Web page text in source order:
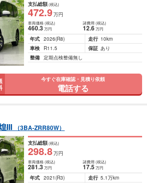
支払総額(税込)
472.9万円
車両価格(税込)
460.3万円
諸費用 (税込)
12.6 万円
年式 2026(R8) 走行 10km
車検
R11.5 保証 あり
整備 定期点検整備無し
今すぐ在庫確認・見積り依頼
電話する
III （3BA-ZRR80W）
支払総額(税込)
298.8万円
車両価格(税込)
281.3万円
諸費用 (税込)
17.5 万円
年式 2021(R3) 走行 5.1万km